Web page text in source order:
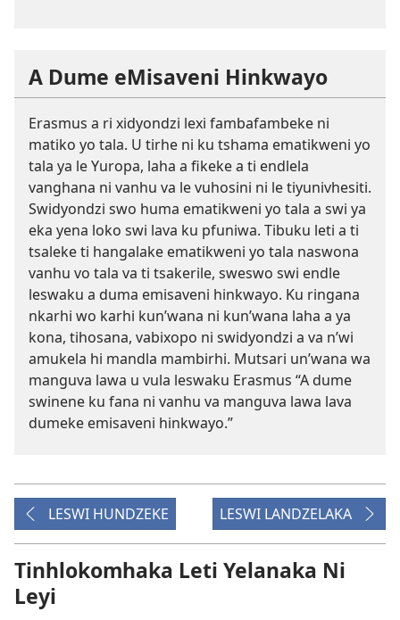
A Dume eMisaveni Hinkwayo
Erasmus a ri xidyondzi lexi fambafambeke ni
matiko yo tala. U tirhe ni ku tshama ematikweni yo
tala ya le Yuropa, laha a fikeke a ti endlela
vanghana ni vanhu va le vuhosini ni le tiyunivhesiti.
Swidyondzi swo huma ematikweni yo tala a swi ya
eka yena loko swi lava ku pfuniwa. Tibuku leti a ti
tsaleke ti hangalake ematikweni yo tala naswona
vanhu vo tala va ti tsakerile, sweswo swi endle
leswaku a duma emisaveni hinkwayo. Ku ringana
nkarhi wo karhi kun’wana ni kun’wana laha a ya
kona, tihosana, vabixopo ni swidyondzi a va n’wi
amukela hi mandla mambirhi. Mutsari un’wana wa
manguva lawa u vula leswaku Erasmus “A dume
swinene ku fana ni vanhu va manguva lawa lava
dumeke emisaveni hinkwayo.”
LESWI HUNDZEKE LESWI LANDZELAKA
Tinhlokomhaka Leti Yelanaka Ni
Leyi